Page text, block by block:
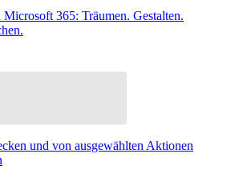
365: Träumen. Gestalten.
und von ausgewählten Aktionen